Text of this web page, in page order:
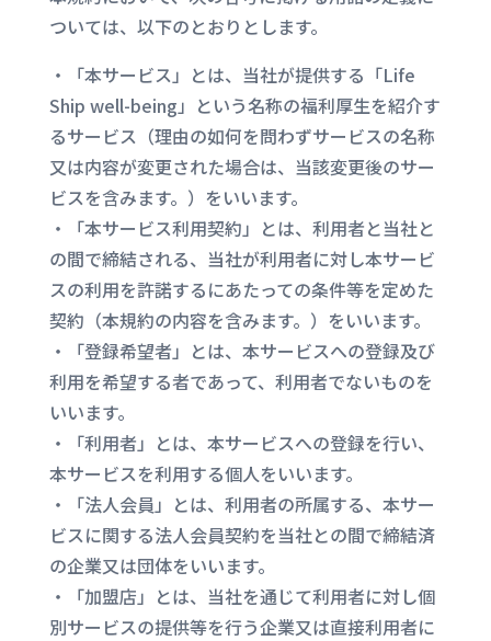
ついては、以下のとおりとします。
・「本サービス」とは、当社が提供する「Life
Ship well-being」という名称の福利厚生を紹介す
るサービス（理由の如何を問わずサービスの名称
又は内容が変更された場合は、当該変更後のサー
ビスを含みます。）をいいます。
・「本サービス利用契約」とは、利用者と当社と
の間で締結される、当社が利用者に対し本サービ
スの利用を許諾するにあたっての条件等を定めた
契約（本規約の内容を含みます。）をいいます。
・「登録希望者」とは、本サービスへの登録及び
利用を希望する者であって、利用者でないものを
いいます。
・「利用者」とは、本サービスへの登録を行い、
本サービスを利用する個人をいいます。
・「法人会員」とは、利用者の所属する、本サー
ビスに関する法人会員契約を当社との間で締結済
の企業又は団体をいいます。
・「加盟店」とは、当社を通じて利用者に対し個
別サービスの提供等を行う企業又は直接利用者に